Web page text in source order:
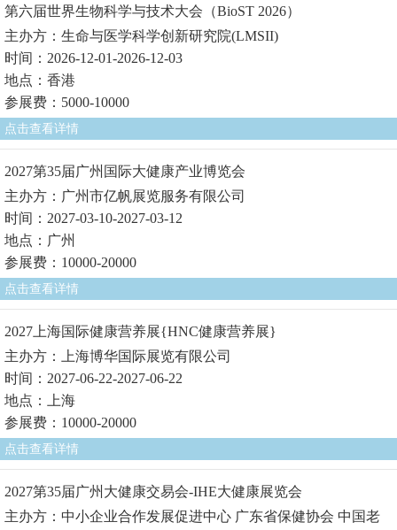
第六届世界生物科学与技术大会（BioST 2026）
主办方：生命与医学科学创新研究院(LMSII)
时间：2026-12-01-2026-12-03
地点：香港
参展费：5000-10000
点击查看详情
2027第35届广州国际大健康产业博览会
主办方：广州市亿帆展览服务有限公司
时间：2027-03-10-2027-03-12
地点：广州
参展费：10000-20000
点击查看详情
2027上海国际健康营养展{HNC健康营养展}
主办方：上海博华国际展览有限公司
时间：2027-06-22-2027-06-22
地点：上海
参展费：10000-20000
点击查看详情
2027第35届广州大健康交易会-IHE大健康展览会
主办方：中小企业合作发展促进中心 广东省保健协会 中国老